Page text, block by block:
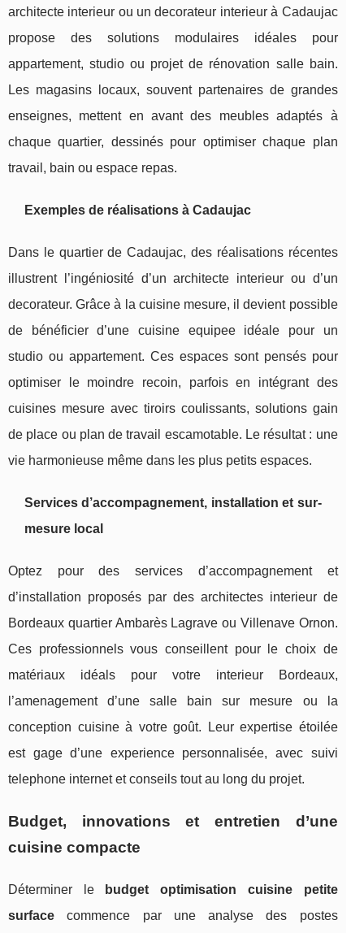
architecte interieur ou un decorateur interieur à Cadaujac
propose des solutions modulaires idéales pour
appartement, studio ou projet de rénovation salle bain.
Les magasins locaux, souvent partenaires de grandes
enseignes, mettent en avant des meubles adaptés à
chaque quartier, dessinés pour optimiser chaque plan
travail, bain ou espace repas.
Exemples de réalisations à Cadaujac
Dans le quartier de Cadaujac, des réalisations récentes
illustrent l’ingéniosité d’un architecte interieur ou d’un
decorateur. Grâce à la cuisine mesure, il devient possible
de bénéficier d’une cuisine equipee idéale pour un
studio ou appartement. Ces espaces sont pensés pour
optimiser le moindre recoin, parfois en intégrant des
cuisines mesure avec tiroirs coulissants, solutions gain
de place ou plan de travail escamotable. Le résultat : une
vie harmonieuse même dans les plus petits espaces.
Services d’accompagnement, installation et sur-
mesure local
Optez pour des services d’accompagnement et
d’installation proposés par des architectes interieur de
Bordeaux quartier Ambarès Lagrave ou Villenave Ornon.
Ces professionnels vous conseillent pour le choix de
matériaux idéals pour votre interieur Bordeaux,
l’amenagement d’une salle bain sur mesure ou la
conception cuisine à votre goût. Leur expertise étoilée
est gage d’une experience personnalisée, avec suivi
telephone internet et conseils tout au long du projet.
Budget, innovations et entretien d’une
cuisine compacte
Déterminer le
budget optimisation cuisine petite
surface commence par une analyse des postes